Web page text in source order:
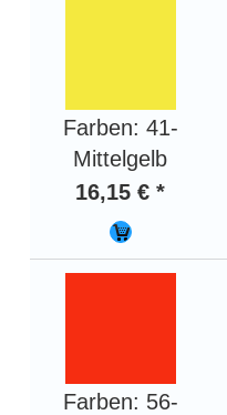
Farben: 41-
Mittelgelb
16,15 € *
Farben: 56-